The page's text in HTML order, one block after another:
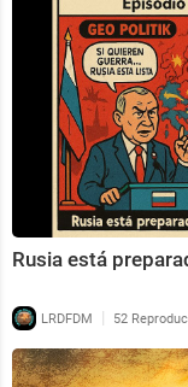
Rusia está
LRDFDM | 52